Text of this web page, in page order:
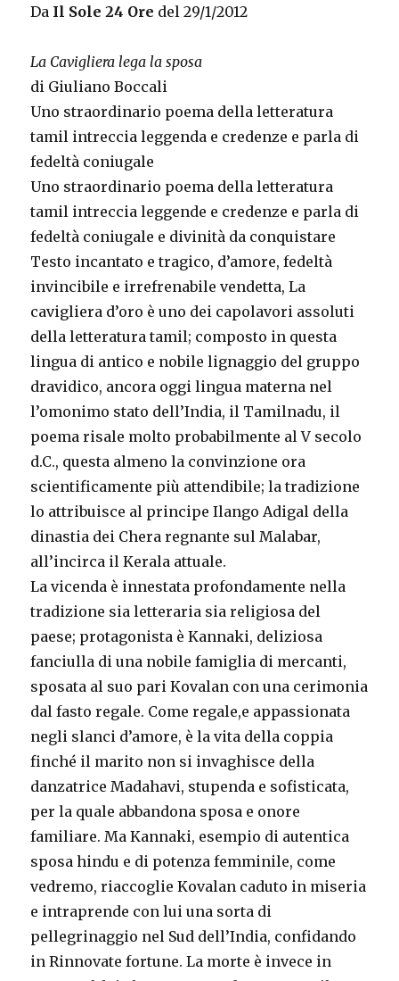
Da Il Sole 24 Ore del 29/1/2012
La Cavigliera lega la sposa
di Giuliano Boccali
Uno straordinario poema della letteratura
tamil intreccia leggenda e credenze e parla di
fedeltà coniugale
Uno straordinario poema della letteratura
tamil intreccia leggende e credenze e parla di
fedeltà coniugale e divinità da conquistare
Testo incantato e tragico, d’amore, fedeltà
invincibile e irrefrenabile vendetta, La
cavigliera d’oro è uno dei capolavori assoluti
della letteratura tamil; composto in questa
lingua di antico e nobile lignaggio del gruppo
dravidico, ancora oggi lingua materna nel
l’omonimo stato dell’India, il Tamilnadu, il
poema risale molto probabilmente al V secolo
d.C., questa almeno la convinzione ora
scientificamente più attendibile; la tradizione
lo attribuisce al principe Ilango Adigal della
dinastia dei Chera regnante sul Malabar,
all’incirca il Kerala attuale.
La vicenda è innestata profondamente nella
tradizione sia letteraria sia religiosa del
paese; protagonista è Kannaki, deliziosa
fanciulla di una nobile famiglia di mercanti,
sposata al suo pari Kovalan con una cerimonia
dal fasto regale. Come regale,e appassionata
negli slanci d’amore, è la vita della coppia
finché il marito non si invaghisce della
danzatrice Madahavi, stupenda e sofisticata,
per la quale abbandona sposa e onore
familiare. Ma Kannaki, esempio di autentica
sposa hindu e di potenza femminile, come
vedremo, riaccoglie Kovalan caduto in miseria
e intraprende con lui una sorta di
pellegrinaggio nel Sud dell’India, confidando
in Rinnovate fortune. La morte è invece in